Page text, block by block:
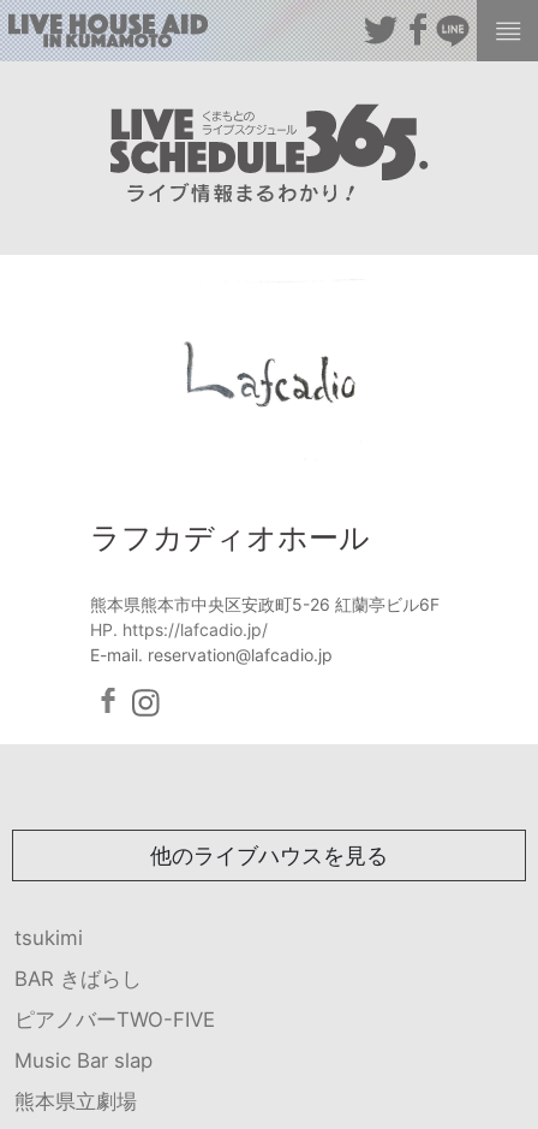
ラフカディオホール
熊本県熊本市中央区安政町5-26 紅蘭亭ビル6F
HP. https://lafcadio.jp/
E-mail. reservation@lafcadio.jp
他のライブハウスを見る
tsukimi
BAR きばらし
ピアノバーTWO-FIVE
Music Bar slap
熊本県立劇場